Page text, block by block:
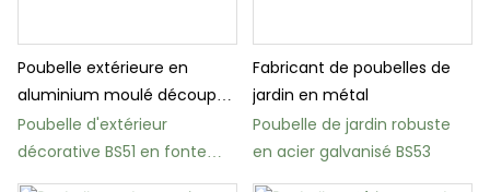
Poubelle extérieure en
aluminium moulé découpé
au laser avec cendrier
Poubelle d'extérieur
décorative BS51 en fonte
d'aluminium avec cendrier
Fabricant de poubelles de
jardin en métal
Poubelle de jardin robuste
en acier galvanisé BS53